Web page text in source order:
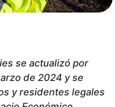
se actualizó por
de 2024 y se
y residentes legales